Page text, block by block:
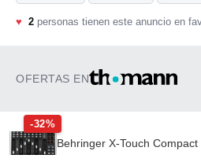
♥ 2 personas tienen este anuncio en
OFERTAS EN
-32%
Behringer X-Touch Compact